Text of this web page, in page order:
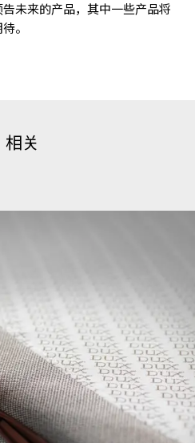
未来的产品，其中一些产品将
。
相关